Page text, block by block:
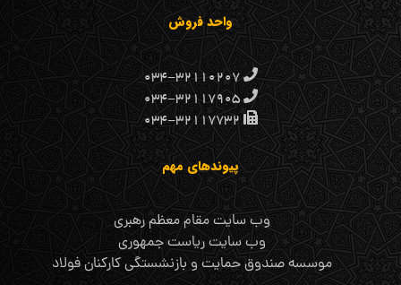
واحد فروش
۰۳۴-۳۲۱۱۰۲۰۷
۰۳۴-۳۲۱۱۷۹۰۵
۰۳۴-۳۲۱۱۷۷۳۲
پیوندهای مهم
وب سایت مقام معظم رهبری
وب سایت ریاست جمهوری
موسسه صندوق حمایت و بازنشستگی کارکنان فولاد